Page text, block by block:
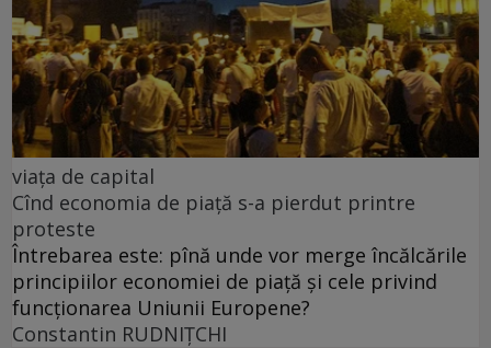
viața de capital
Cînd economia de piață s-a pierdut printre
proteste
Întrebarea este: pînă unde vor merge încălcările
principiilor economiei de piață și cele privind
funcționarea Uniunii Europene?
Constantin RUDNIŢCHI